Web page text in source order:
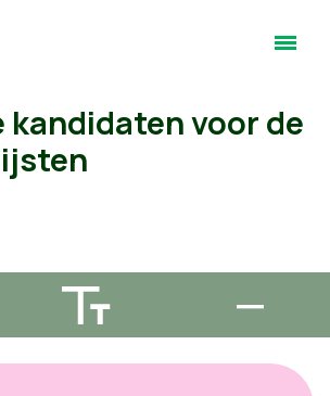
kandidaten voor de